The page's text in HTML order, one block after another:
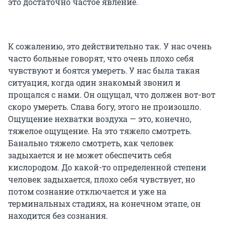
К сожалению, это действительно так. У нас очень
часто больные говорят, что очень плохо себя
чувствуют и боятся умереть. У нас была такая
ситуация, когда один знакомый звонил и
прощался с нами. Он ощущал, что должен вот-вот
скоро умереть. Слава богу, этого не произошло.
Ощущение нехватки воздуха — это, конечно,
тяжелое ощущение. На это тяжело смотреть.
Банально тяжело смотреть, как человек
задыхается и не может обеспечить себя
кислородом. До какой-то определенной степени
человек задыхается, плохо себя чувствует, но
потом сознание отключается и уже на
терминальных стадиях, на конечном этапе, он
находится без сознания.